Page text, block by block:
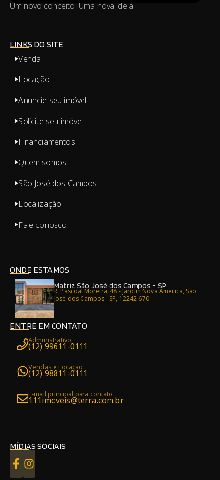
Um novo conceito. Uma nova ideia.
LINKS DO SITE
Venda
Locação
Anuncie seu imóvel
Solicite seu imóvel
Financiamentos
Quem somos
São José dos Campos
Localização
Fale conosco
ONDE ESTAMOS
Matriz São José dos Campos - SP
R. Pascoal Moreira, 48 - Jardim Nova America, São
José dos Campos - SP, 12242-670
ENTRE EM CONTATO
Administrativo
(12) 99611-0111
Vendas e Locação
(12) 98811-0111
E-mail principal para contato
111imoveis@terra.com.br
MÍDIAS SOCIAIS